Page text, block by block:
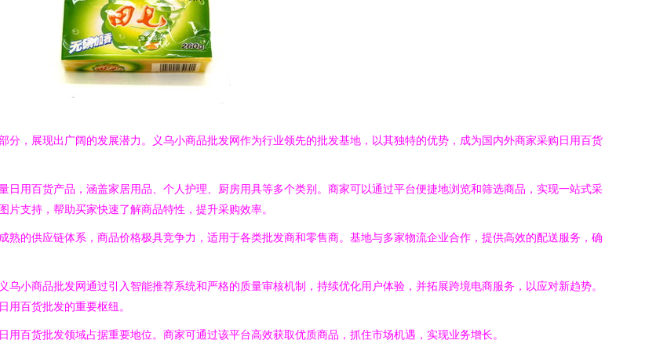
，展现出广阔的发展潜力。义乌小商品批发网作为行业领先的批发基地，以其独特的优势，成为国内外商家采购日用百货
日用百货产品，涵盖家居用品、个人护理、厨房用具等多个类别。商家可以通过平台便捷地浏览和筛选商品，实现一站式采
支持，帮助买家快速了解商品特性，提升采购效率。
熟的供应链体系，商品价格极具竞争力，适用于各类批发商和零售商。基地与多家物流企业合作，提供高效的配送服务，确
小商品批发网通过引入智能推荐系统和严格的质量审核机制，持续优化用户体验，并拓展跨境电商服务，以应对新趋势。
百货批发的重要枢纽。
百货批发领域占据重要地位。商家可通过该平台高效获取优质商品，抓住市场机遇，实现业务增长。